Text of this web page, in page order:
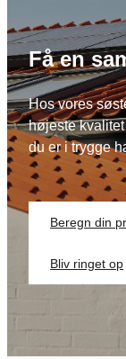
Få en
Hos vores
højeste
du er i trygge
Beregn din
Bliv ringet op